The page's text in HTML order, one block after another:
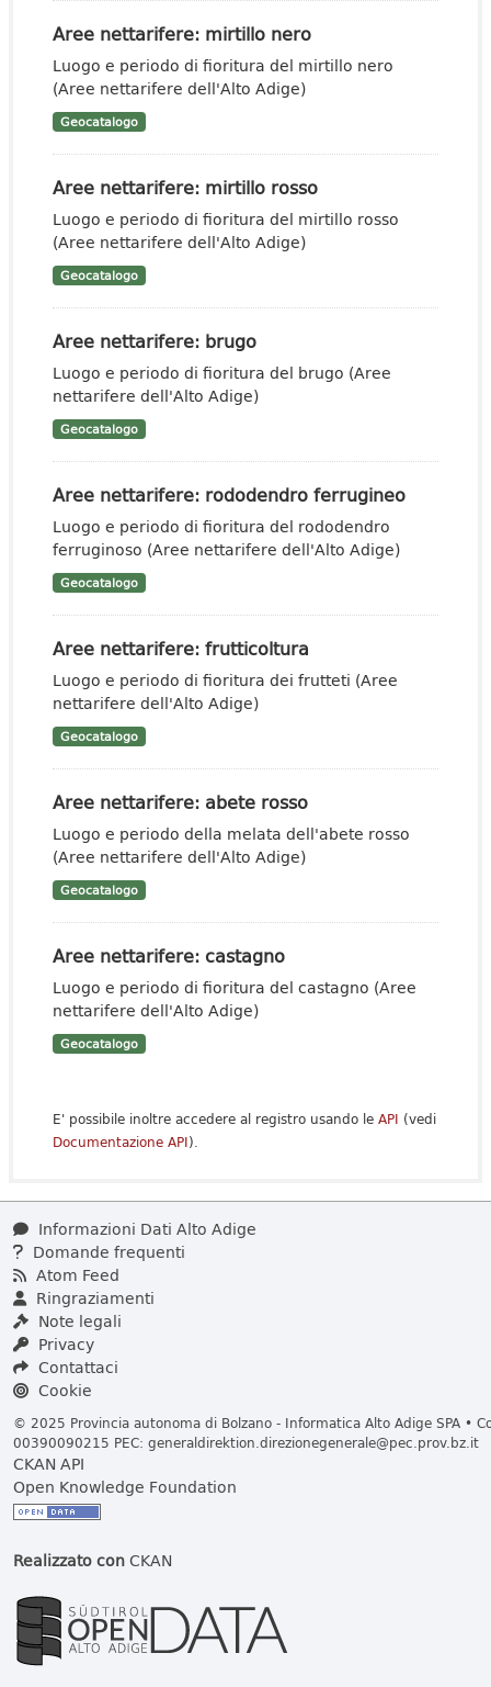
Aree nettarifere: mirtillo nero
Luogo e periodo di fioritura del mirtillo nero
(Aree nettarifere dell'Alto Adige)
Geocatalogo
Aree nettarifere: mirtillo rosso
Luogo e periodo di fioritura del mirtillo rosso
(Aree nettarifere dell'Alto Adige)
Geocatalogo
Aree nettarifere: brugo
Luogo e periodo di fioritura del brugo (Aree
nettarifere dell'Alto Adige)
Geocatalogo
Aree nettarifere: rododendro ferrugineo
Luogo e periodo di fioritura del rododendro
ferruginoso (Aree nettarifere dell'Alto Adige)
Geocatalogo
Aree nettarifere: frutticoltura
Luogo e periodo di fioritura dei frutteti (Aree
nettarifere dell'Alto Adige)
Geocatalogo
Aree nettarifere: abete rosso
Luogo e periodo della melata dell'abete rosso
(Aree nettarifere dell'Alto Adige)
Geocatalogo
Aree nettarifere: castagno
Luogo e periodo di fioritura del castagno (Aree
nettarifere dell'Alto Adige)
Geocatalogo
E' possibile inoltre accedere al registro usando le API (vedi
Documentazione API).
Informazioni Dati Alto Adige
Domande frequenti
Atom Feed
Ringraziamenti
Note legali
Privacy
Contattaci
Cookie
© 2025 Provincia autonoma di Bolzano - Informatica Alto Adige SPA •
00390090215 PEC: generaldirektion.direzionegenerale@pec.prov.bz.it
CKAN API
Open Knowledge Foundation
Realizzato conCKAN